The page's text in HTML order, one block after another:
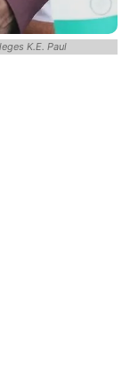
K.E. Paul